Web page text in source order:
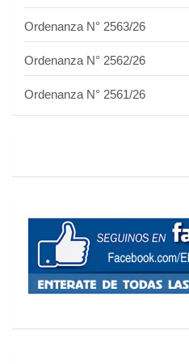
Ordenanza N° 2563/26
Ordenanza N° 2562/26
Ordenanza N° 2561/26